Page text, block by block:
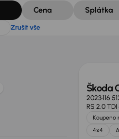
Cena Splátka
Zrušit vše
Škoda
2023116
RS 2.0
Koupeno
4x4